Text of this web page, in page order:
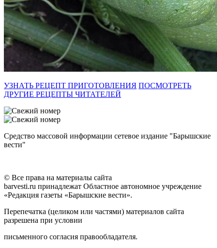
УЗНАТЬ РЕЦЕПТ ПРИГОТОВЛЕНИЯ ПОСМОТРЕТЬ
ДРУГИЕ РЕЦЕПТЫ ЧИТАТЕЛЕЙ
Средство массовой информации сетевое издание "Барышские
вести"
© Все права на материалы сайта
barvesti.ru принадлежат Областное автономное учреждение
«Редакция газеты «Барышские вести».
Перепечатка (целиком или частями) материалов сайта
разрешена при условии
письменного согласия правообладателя.